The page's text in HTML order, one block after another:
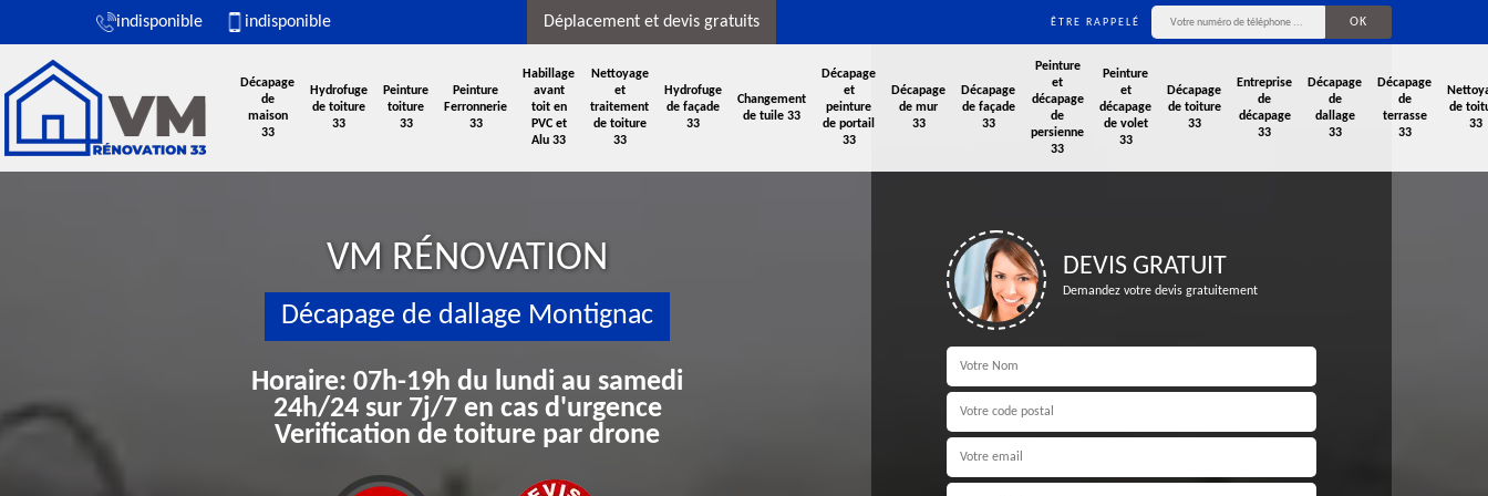
indisponible indisponible Déplacement et devis gratuits ÊTRE RAPPELÉ
Décapage
de
maison
33
Hydrofuge
de toiture
33
Peinture
toiture
33
Peinture
Ferronnerie
33
Habillage
avant
toit en
PVC et
Alu 33
Nettoyage
et
traitement
de toiture
33
Hydrofuge
de façade
33
Changement
de tuile 33
Décapage
et
peinture
de portail
33
Décapage
de mur
33
Décapage
de façade
33
Peinture
et
décapage
de
persienne
33
Peinture
et
décapage
de volet
33
Décapage
de toiture
33
Entreprise
de
décapage
33
Décapage
de
dallage
33
Décapage
de
terrasse
33
de
33
VM RÉNOVATION
Décapage de dallage Montignac
Horaire: 07h-19h du lundi au samedi
24h/24 sur 7j/7 en cas d'urgence
Verification de toiture par drone
DEVIS GRATUIT
Demandez votre devis gratuitement